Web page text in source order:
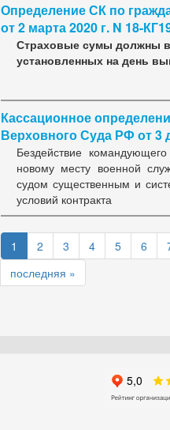
Определение СК по
от 2 марта 2020 г. N 18-
Страховые сумы должны
установленных на день
Кассационное
Верховного Суда РФ от 3
Бездействие
новому месту военной
судом существенным и
условий контракта
1 2 3 4 5 6
последняя »